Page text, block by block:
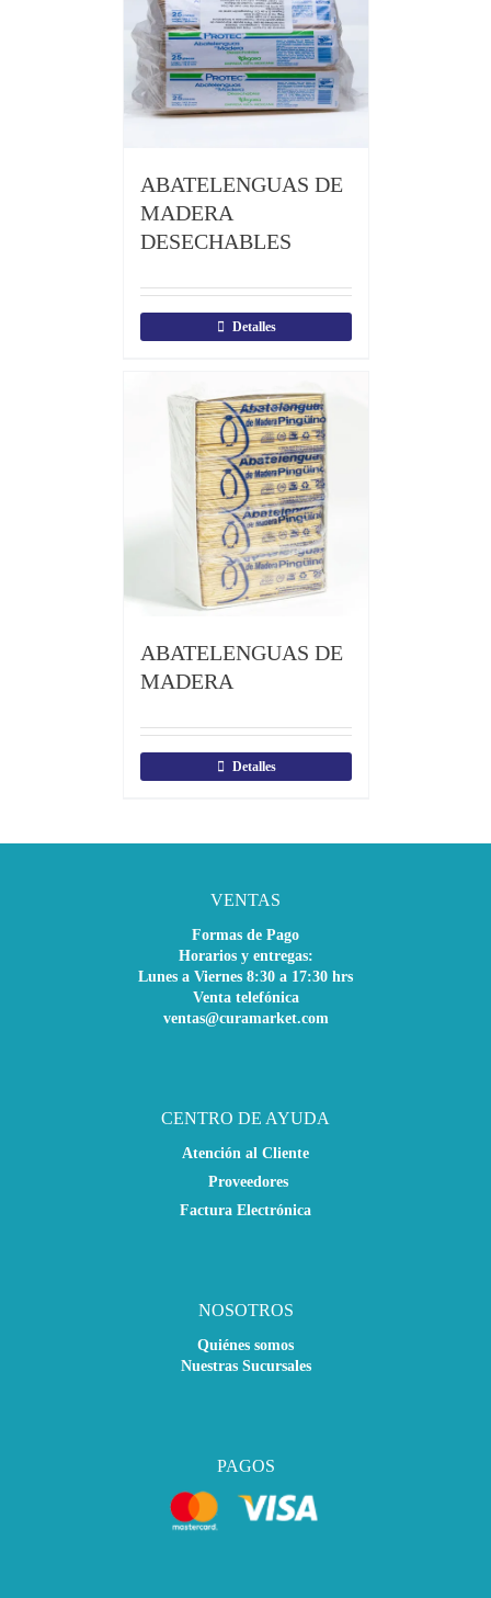
ABATELENGUAS DE
MADERA
DESECHABLES
Detalles
ABATELENGUAS DE
MADERA
Detalles
VENTAS
Formas de Pago
Horarios y entregas:
Lunes a Viernes 8:30 a 17:30 hrs
Venta telefónica
ventas@curamarket.com
CENTRO DE AYUDA
Atención al Cliente
Proveedores
Factura Electrónica
NOSOTROS
Quiénes somos
Nuestras Sucursales
PAGOS